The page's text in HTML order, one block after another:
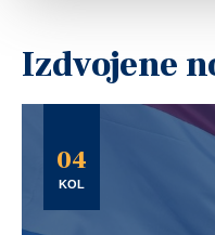
Izdvojene
04
KOL